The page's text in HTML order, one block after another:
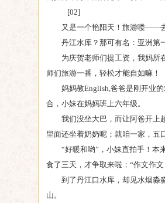
[02]
又是一个艳阳天！旅游喽——去
丹江水库？那可有名：亚洲第一
为庆贺老师们提工资，我妈所
师们旅游一番，轻松才能自如嘛！
妈妈教English,爸爸是刚开业
合，小妹在妈妈班上六年级。
我们没坐大巴，而让阿爸开上超
里面还坐着奶奶呢；就咱一家，五
“好暖和哟”，小妹直拍手！本
食了三天，才争取来啦；“作文作
到了丹江口水库，却见水烟淼
山。